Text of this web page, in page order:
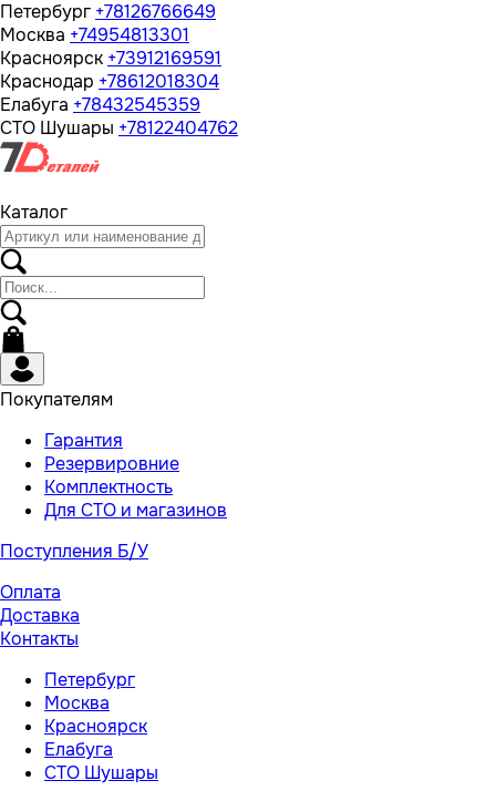
Петербург +78126766649
Москва +74954813301
Красноярск +73912169591
Краснодар +78612018304
Елабуга +78432545359
СТО Шушары +78122404762
Каталог
Покупателям
Гарантия
Резервировние
Комплектность
Для СТО и магазинов
Поступления Б/У
Оплата
Доставка
Контакты
Петербург
Москва
Красноярск
Елабуга
СТО Шушары